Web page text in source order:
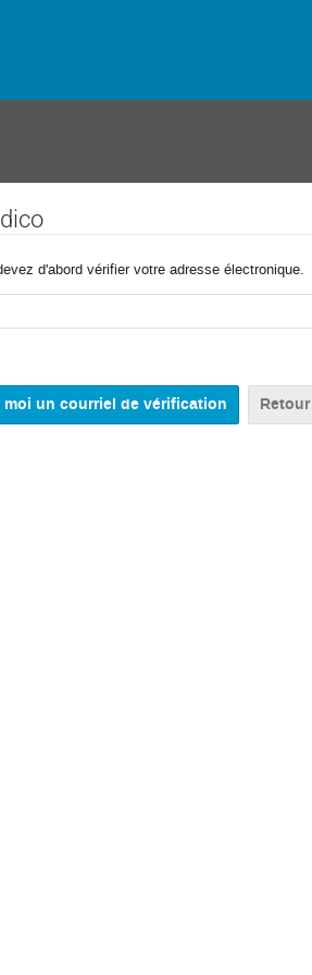
d'abord vérifier votre adresse électronique.
Retour